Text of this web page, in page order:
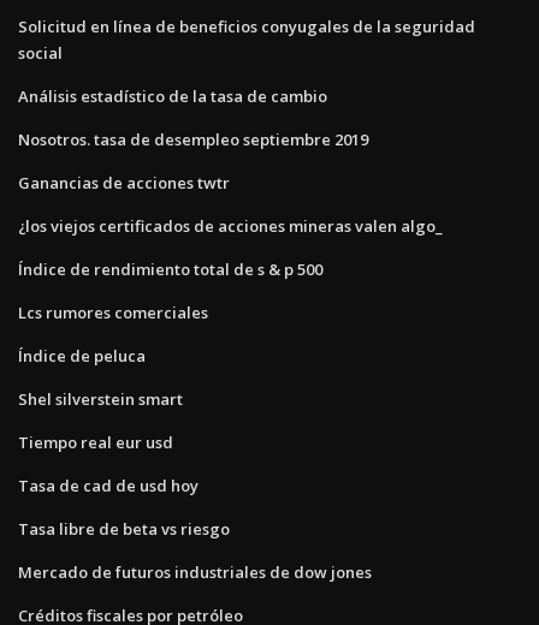
Solicitud en línea de beneficios conyugales de la seguridad
social
Análisis estadístico de la tasa de cambio
Nosotros. tasa de desempleo septiembre 2019
Ganancias de acciones twtr
¿los viejos certificados de acciones mineras valen algo_
Índice de rendimiento total de s & p 500
Lcs rumores comerciales
Índice de peluca
Shel silverstein smart
Tiempo real eur usd
Tasa de cad de usd hoy
Tasa libre de beta vs riesgo
Mercado de futuros industriales de dow jones
Créditos fiscales por petróleo